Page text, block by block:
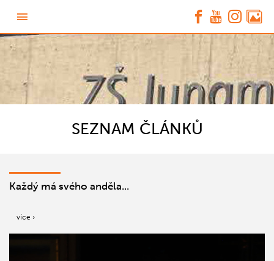
SEZNAM ČLÁNKŮ
Každý má svého anděla...
více ›